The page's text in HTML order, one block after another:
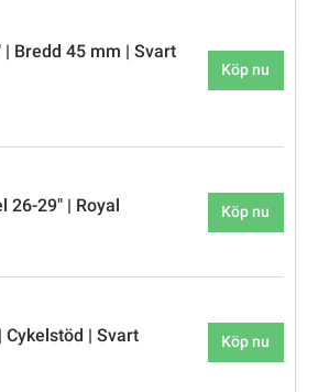
Bredd 45 mm | Svart
Köp nu
29" | Royal
Köp nu
Cykelstöd | Svart
Köp nu